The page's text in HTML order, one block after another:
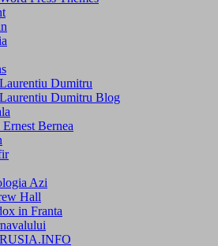
Dumitru
Dumitru Blog
Bernea
Azi
Hall
in Franta